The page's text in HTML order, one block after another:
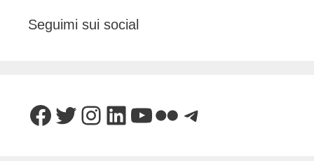
Seguimi sui social
Facebook
Twitter
Instagram
LinkedIn
YouTube
FlickrTelegram